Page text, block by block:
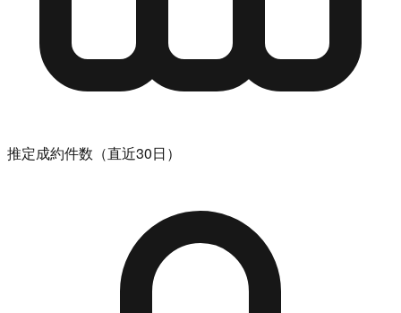
推定成約件数（直近30日）